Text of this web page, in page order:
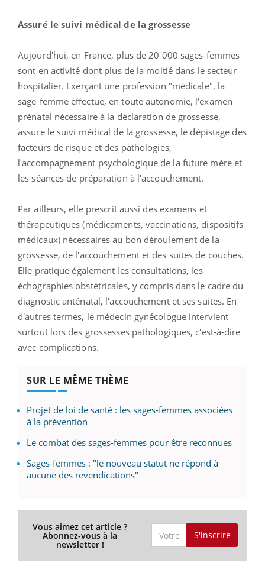
Assuré le suivi médical de la grossesse
Aujourd'hui, en France, plus de 20 000 sages-femmes
sont en activité dont plus de la moitié dans le secteur
hospitalier. Exerçant une profession "médicale", la
sage-femme effectue, en toute autonomie, l'examen
prénatal nécessaire à la déclaration de grossesse,
assure le suivi médical de la grossesse, le dépistage des
facteurs de risque et des pathologies,
l'accompagnement psychologique de la future mère et
les séances de préparation à l'accouchement.
Par ailleurs, elle prescrit aussi des examens et
thérapeutiques (médicaments, vaccinations, dispositifs
médicaux) nécessaires au bon déroulement de la
grossesse, de l'accouchement et des suites de couches.
Elle pratique également les consultations, les
échographies obstétricales, y compris dans le cadre du
diagnostic anténatal, l'accouchement et ses suites. En
d'autres termes, le médecin gynécologue intervient
surtout lors des grossesses pathologiques, c'est-à-dire
avec complications.
SUR LE MÊME THÈME
Projet de loi de santé : les sages-femmes associées
à la prévention
Le combat des sages-femmes pour être reconnues
Sages-femmes : "le nouveau statut ne répond à
aucune des revendications"
Vous aimez cet article ?
Abonnez-vous à la
newsletter !
S'inscrire